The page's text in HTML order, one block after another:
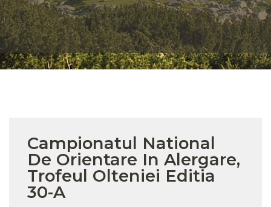
Campionatul National
De Orientare In Alergare,
Trofeul Olteniei Editia
30-A